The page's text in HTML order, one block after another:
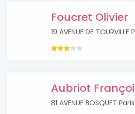
Foucret Olivier
19 AVENUE DE
Aubriot
81 AVENUE BOSQUET